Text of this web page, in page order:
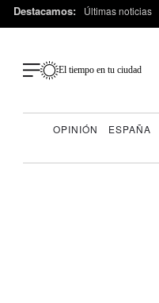
Destacamos: Últimas noticias
El tiempo en tu ciudad
OPINIÓN ESPAÑA